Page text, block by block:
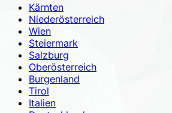
Kärnten
Niederösterreich
Wien
Steiermark
Salzburg
Oberösterreich
Burgenland
Tirol
Italien